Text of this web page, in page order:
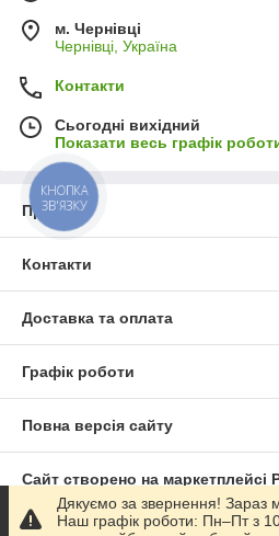
м. Чернівці
Чернівці, Україна
Контакти
Сьогодні вихідний
Показати весь графік
Про нас
Контакти
Доставка та оплата
Графік роботи
Повна версія сайту
Сайт створено на маркетплейсі
Дякуємо за звернення! Зараз
Наш графік роботи: Пн–Пт з
КНОПКА
ЗВ'ЯЗКУ